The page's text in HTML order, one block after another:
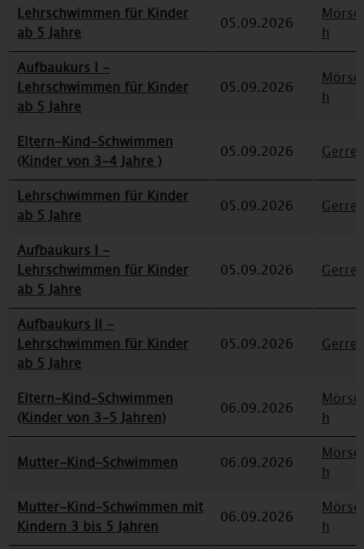
Lehrschwimmen für Kinder
ab 5 Jahre
05.09.2026
h
Aufbaukurs I -
Lehrschwimmen für Kinder
ab 5 Jahre
05.09.2026
h
Eltern-Kind-Schwimmen
(Kinder von 3-4 Jahre )
05.09.2026
Lehrschwimmen für Kinder
ab 5 Jahre
05.09.2026
Aufbaukurs I -
Lehrschwimmen für Kinder
ab 5 Jahre
05.09.2026
Aufbaukurs II -
Lehrschwimmen für Kinder
ab 5 Jahre
05.09.2026
Eltern-Kind-Schwimmen
(Kinder von 3-5 Jahren)
06.09.2026
h
Mutter-Kind-Schwimmen 06.09.2026
h
Mutter-Kind-Schwimmen mit
Kindern 3 bis 5 Jahren
06.09.2026
h